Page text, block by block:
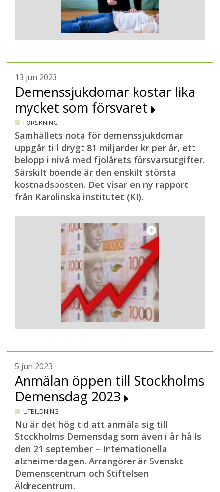
13 jun 2023
Demenssjukdomar kostar lika
mycket som försvaret
FORSKNING
Samhällets nota för demenssjukdomar
uppgår till drygt 81 miljarder kr per år, ett
belopp i nivå med fjolårets försvarsutgifter.
Särskilt boende är den enskilt största
kostnadsposten. Det visar en ny rapport
från Karolinska institutet (KI).
5 jun 2023
Anmälan öppen till Stockholms
Demensdag 2023
UTBILDNING
Nu är det hög tid att anmäla sig till
Stockholms Demensdag som även i år hålls
den 21 september – Internationella
alzheimerdagen. Arrangörer är Svenskt
Demenscentrum och Stiftelsen
Äldrecentrum.